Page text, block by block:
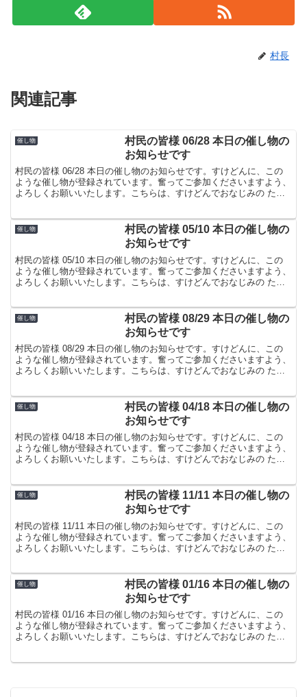
村長
関連記事
催し物
村民の皆様 06/28 本日の催し物の
お知らせです
村民の皆様 06/28 本日の催し物のお知らせです。すけどんに、この
ような催し物が登録されています。奮ってご参加くださいますよう、
よろしくお願いいたします。こちらは、すけどんでおなじみの たま
催し物
村民の皆様 05/10 本日の催し物の
お知らせです
村民の皆様 05/10 本日の催し物のお知らせです。すけどんに、この
ような催し物が登録されています。奮ってご参加くださいますよう、
よろしくお願いいたします。こちらは、すけどんでおなじみの たま
催し物
村民の皆様 08/29 本日の催し物の
お知らせです
村民の皆様 08/29 本日の催し物のお知らせです。すけどんに、この
ような催し物が登録されています。奮ってご参加くださいますよう、
よろしくお願いいたします。こちらは、すけどんでおなじみの たま
催し物
村民の皆様 04/18 本日の催し物の
お知らせです
村民の皆様 04/18 本日の催し物のお知らせです。すけどんに、この
ような催し物が登録されています。奮ってご参加くださいますよう、
よろしくお願いいたします。こちらは、すけどんでおなじみの たま
催し物
村民の皆様 11/11 本日の催し物の
お知らせです
村民の皆様 11/11 本日の催し物のお知らせです。すけどんに、この
ような催し物が登録されています。奮ってご参加くださいますよう、
よろしくお願いいたします。こちらは、すけどんでおなじみの たま
催し物
村民の皆様 01/16 本日の催し物の
お知らせです
村民の皆様 01/16 本日の催し物のお知らせです。すけどんに、この
ような催し物が登録されています。奮ってご参加くださいますよう、
よろしくお願いいたします。こちらは、すけどんでおなじみの たま